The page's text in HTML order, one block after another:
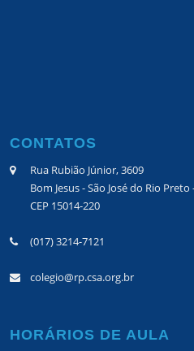
CONTATOS
Rua Rubião Júnior, 3609
Bom Jesus - São José do Rio Preto
CEP 15014-220
(017) 3214-7121
colegio@rp.csa.org.br
HORÁRIOS DE AULA